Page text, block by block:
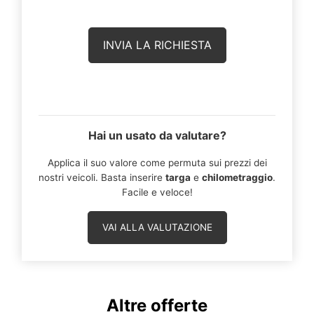
Hai un usato da valutare?
Applica il suo valore come permuta sui prezzi dei
nostri veicoli. Basta inserire targa e chilometraggio.
Facile e veloce!
VAI ALLA VALUTAZIONE
Altre offerte